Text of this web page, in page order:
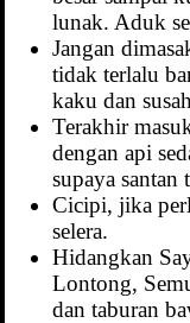
lunak. Aduk
Jangan
tidak terlalu
kaku dan
Terakhir
dengan api
supaya santan
Cicipi, jika
selera.
Hidangkan
Lontong,
dan taburan